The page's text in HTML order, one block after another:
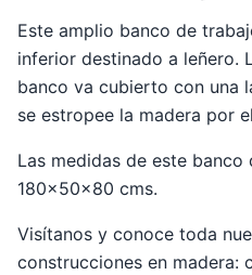
Este amplio banco de
inferior destinado a leñero.
banco va cubierto con una
se estropee la madera por
Las medidas de este banco
180x50x80 cms.
Visítanos y conoce toda
construcciones en madera: